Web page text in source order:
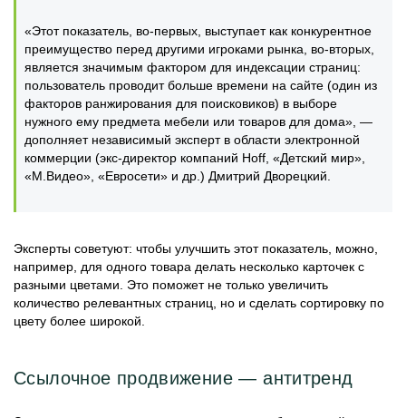
«Этот показатель, во-первых, выступает как конкурентное
преимущество перед другими игроками рынка, во-вторых,
является значимым фактором для индексации страниц:
пользователь проводит больше времени на сайте (один из
факторов ранжирования для поисковиков) в выборе
нужного ему предмета мебели или товаров для дома», —
дополняет независимый эксперт в области электронной
коммерции (экс-директор компаний Hoff, «Детский мир»,
«М.Видео», «Евросети» и др.) Дмитрий Дворецкий.
Эксперты советуют: чтобы улучшить этот показатель, можно,
например, для одного товара делать несколько карточек с
разными цветами. Это поможет не только увеличить
количество релевантных страниц, но и сделать сортировку по
цвету более широкой.
Ссылочное продвижение — антитренд